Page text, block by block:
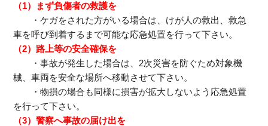
（1）まず負傷者の救護を
・ケガをされた方がいる場合は、けが人の救出、救急
車を呼び到着するまで可能な応急処置を行って下さい。
（2）路上等の安全確保を
・事故が発生した場合は、2次災害を防ぐため対象機
械、車両を安全な場所へ移動させて下さい。
・物損の場合も同様に損害が拡大しないよう応急処置
を行って下さい。
（3）警察へ事故の届け出を